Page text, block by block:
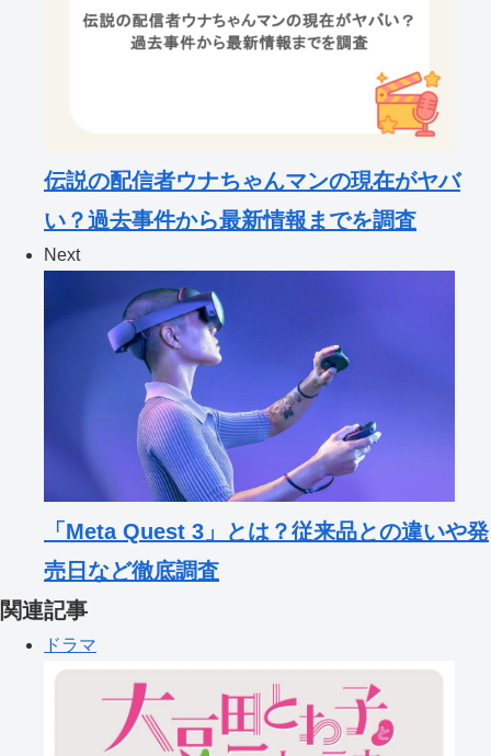
伝説の配信者ウナちゃんマンの現在がヤバ
い？過去事件から最新情報までを調査
Next
「Meta Quest 3」とは？従来品との違いや発
売日など徹底調査
関連記事
ドラマ